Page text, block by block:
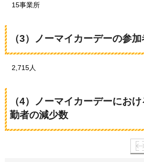
15事業所
（3）ノーマイカーデーの参
2,715人
（4）ノーマイカーデーにお
勤者の減少数